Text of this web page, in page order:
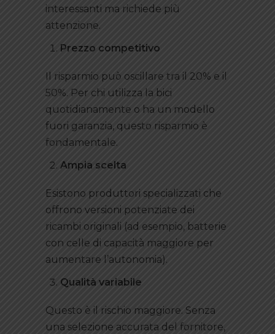
interessanti ma richiede più
attenzione.
Prezzo competitivo
Il risparmio può oscillare tra il 20% e il
50%. Per chi utilizza la bici
quotidianamente o ha un modello
fuori garanzia, questo risparmio è
fondamentale.
Ampia scelta
Esistono produttori specializzati che
offrono versioni potenziate dei
ricambi originali (ad esempio, batterie
con celle di capacità maggiore per
aumentare l’autonomia).
Qualità variabile
Questo è il rischio maggiore. Senza
una selezione accurata del fornitore,